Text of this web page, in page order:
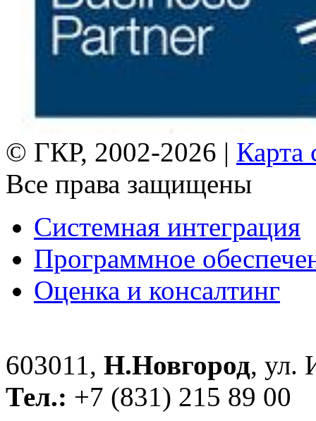
© ГКР, 2002-2026 | Карта
Все права защищены
Системная интеграция
Программное
Оценка и консалтинг
603011, Н.Новгород, ул.
Тел.: +7 (831) 215 89 00